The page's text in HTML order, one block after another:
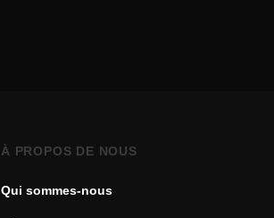
À PROPOS DE NOUS
Qui sommes-nous